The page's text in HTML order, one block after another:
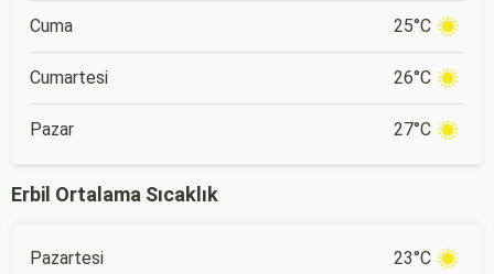
Cuma 25°C
Cumartesi 26°C
Pazar 27°C
Erbil Ortalama Sıcaklık
Pazartesi 23°C